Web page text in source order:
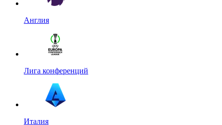
Англия
Лига конференций
Италия